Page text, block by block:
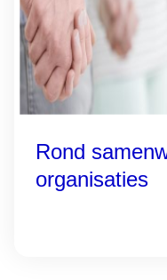
Rond
organisaties